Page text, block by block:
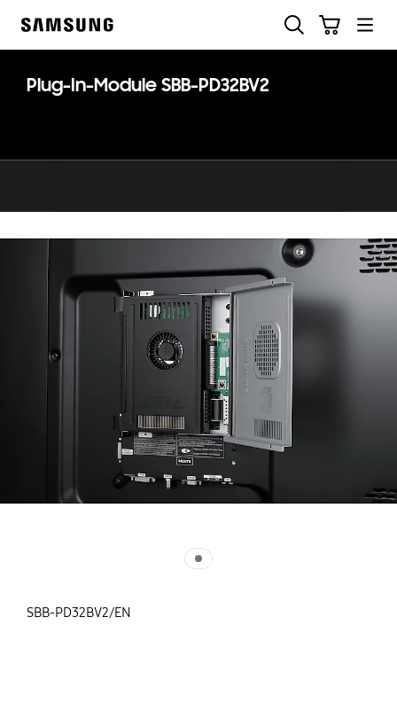
Plug-In-Module SBB-PD32BV2
SBB-PD32BV2/EN